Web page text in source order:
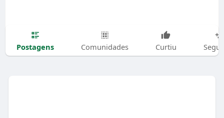
Postagens Comunidades Curtiu